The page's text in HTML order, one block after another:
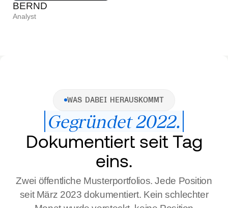
BERND
Analyst
WAS DABEI HERAUSKOMMT
Gegründet 2022.
Dokumentiert seit Tag
eins.
Zwei öffentliche Musterportfolios. Jede Position
seit März 2023 dokumentiert. Kein schlechter